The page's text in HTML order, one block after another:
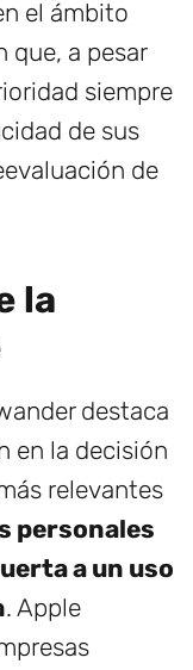
el ámbito
que, a pesar
siempre
de sus
de
la
destaca
en la decisión
relevantes
personales
a un uso
. Apple